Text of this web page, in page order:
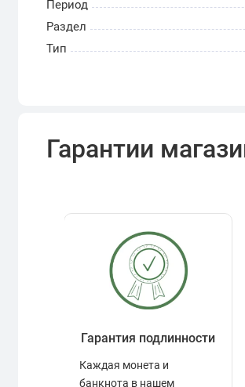
Период
Раздел
Тип
Гарантии
Гарантия подлинности
Каждая монета и
банкнота в нашем